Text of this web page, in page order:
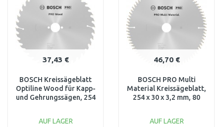
37,43 €
BOSCH Kreissägeblatt
Optiline Wood für Kapp-
und Gehrungssägen, 254
AUF LAGER
46,70 €
BOSCH PRO Multi
Material Kreissägeblatt,
254 x 30 x 3,2 mm, 80
AUF LAGER